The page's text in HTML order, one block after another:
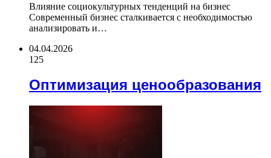
Влияние социокультурных тенденций на бизнес
Современный бизнес сталкивается с необходимостью
анализировать и…
04.04.2026
125
Оптимизация ценообразования